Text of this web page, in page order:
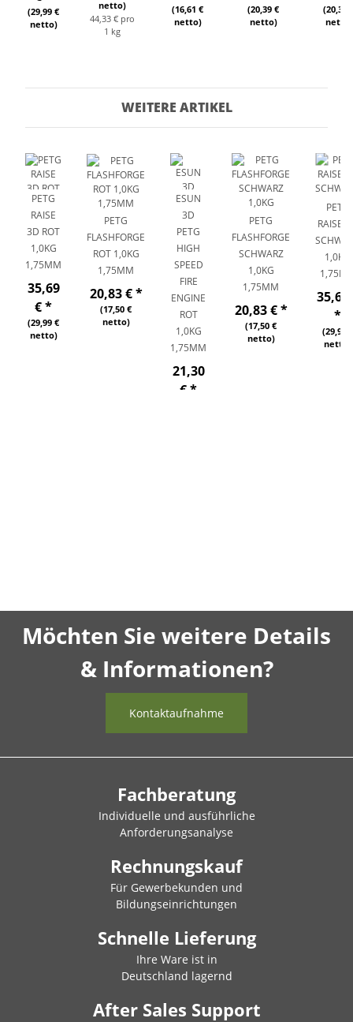
(29,99 €
netto)
netto)
44,33 € pro
1 kg
(16,61 €
netto)
(20,39 €
netto)
(20,39
netto)
WEITERE ARTIKEL
PETG
RAISE
3D ROT
1,0KG
1,75MM
35,69
€*
(29,99 €
netto)
PETG
FLASHFORGE
ROT 1,0KG
1,75MM
20,83 €*
(17,50 €
netto)
ESUN
3D
PETG
HIGH
SPEED
FIRE
ENGINE
ROT
1,0KG
1,75MM
21,30
€*
PETG
FLASHFORGE
SCHWARZ
1,0KG
1,75MM
20,83 €*
(17,50 €
netto)
PETG
RAISE
1,0KG
35,69
*
(29,99 €
netto)
Möchten Sie weitere Details
& Informationen?
Kontaktaufnahme
Fachberatung
Individuelle und ausführliche
Anforderungsanalyse
Rechnungskauf
Für Gewerbekunden und
Bildungseinrichtungen
Schnelle Lieferung
Ihre Ware ist in
Deutschland lagernd
After Sales Support